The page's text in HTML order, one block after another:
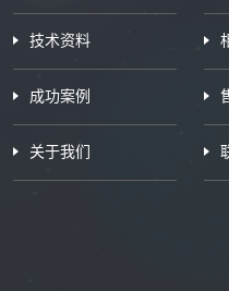
技术资料
成功案例
关于我们